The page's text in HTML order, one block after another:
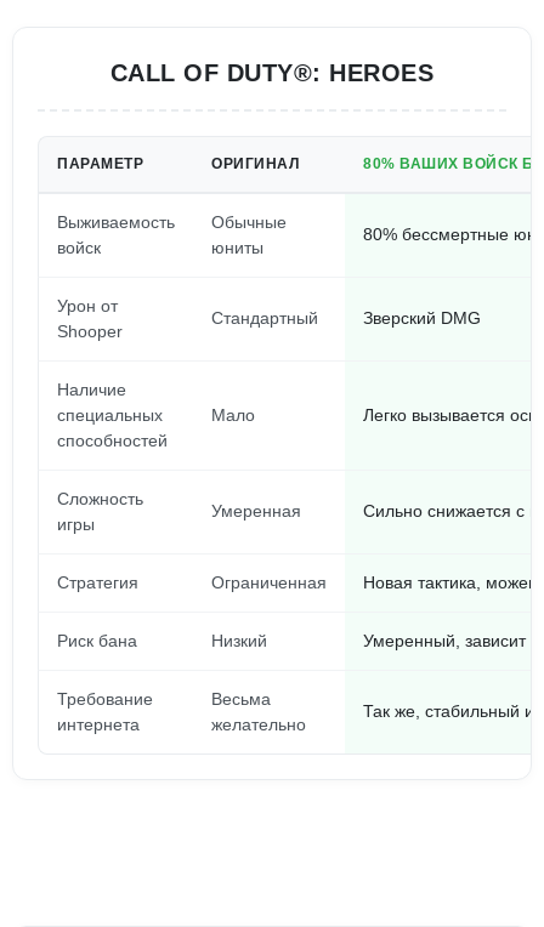
CALL OF DUTY®: HEROES
ПАРАМЕТР ОРИГИНАЛ 80% ВАШИХ ВОЙСК
Выживаемость
войск
Обычные
юниты
80% бессмертные
Урон от
Shooper
Стандартный Зверский DMG
Наличие
специальных
способностей
Мало Легко вызывается
Сложность
игры
Умеренная Сильно снижается с
Стратегия Ограниченная Новая тактика,
Риск бана Низкий Умеренный, зависит
Требование
интернета
Весьма
желательно
Так же, стабильный